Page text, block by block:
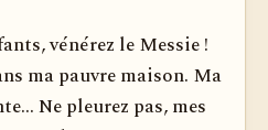
vénérez le Messie !
ma pauvre maison. Ma
Ne pleurez pas, mes